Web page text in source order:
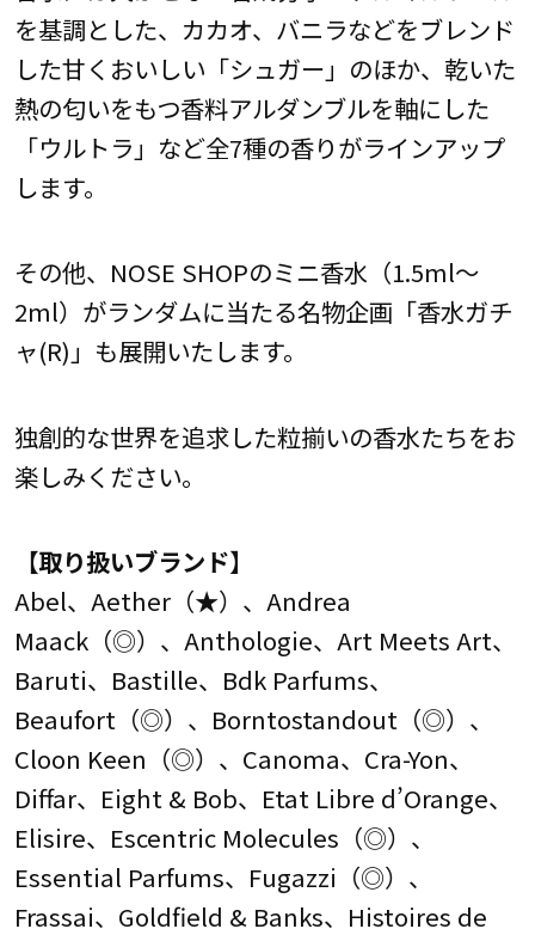
を基調とした、カカオ、バニラなどをブレンド
した甘くおいしい「シュガー」のほか、乾いた
熱の匂いをもつ香料アルダンブルを軸にした
「ウルトラ」など全7種の香りがラインアップ
します。
その他、NOSE SHOPのミニ香水（1.5ml～
2ml）がランダムに当たる名物企画「香水ガチ
ャ(R)︎」も展開いたします。
独創的な世界を追求した粒揃いの香水たちをお
楽しみください。
【取り扱いブランド】
Abel、Aether（★）、Andrea
Maack（◎）、Anthologie、Art Meets Art、
Baruti、Bastille、Bdk Parfums、
Beaufort（◎）、Borntostandout（◎）、
Cloon Keen（◎）、Canoma、Cra-Yon、
Diffar、Eight & Bob、Etat Libre d’Orange、
Elisire、Escentric Molecules（◎）、
Essential Parfums、Fugazzi（◎）、
Frassai、Goldfield & Banks、Histoires de